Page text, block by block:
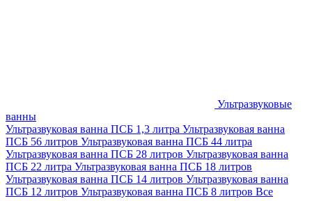
Ультразвуковые
ванны
Ультразвуковая ванна ПСБ 1,3 литра Ультразвуковая ванна
ПСБ 56 литров Ультразвуковая ванна ПСБ 44 литра
Ультразвуковая ванна ПСБ 28 литров Ультразвуковая ванна
ПСБ 22 литра Ультразвуковая ванна ПСБ 18 литров
Ультразвуковая ванна ПСБ 14 литров Ультразвуковая ванна
ПСБ 12 литров Ультразвуковая ванна ПСБ 8 литров Все